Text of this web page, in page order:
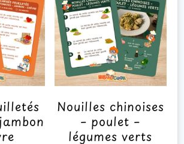
Nouilles chinoises
– poulet –
légumes verts